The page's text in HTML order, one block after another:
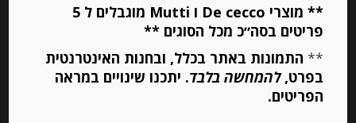
הוספה לסל
** מוצרי De cecco ו Mutti מוגבלים ל 5
פריטים בסה״כ מכל הסוגים **
** התמונות באתר בכלל, ובחנות האינטרנטית
בפרט,להמחשה בלבד. יתכנו שינויים במראה
הפריטים.